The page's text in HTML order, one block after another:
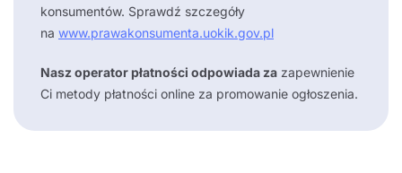
konsumentów. Sprawdź szczegóły
na www.prawakonsumenta.uokik.gov.pl
Nasz operator płatności odpowiada za zapewnienie
Ci metody płatności online za promowanie ogłoszenia.